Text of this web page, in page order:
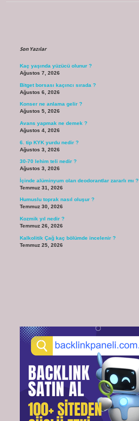
Son Yazılar
Kaç yaşında yüzücü olunur ?
Ağustos 7, 2026
Bitget borsası kaçıncı sırada ?
Ağustos 6, 2026
Konser ne anlama gelir ?
Ağustos 5, 2026
Avans yapmak ne demek ?
Ağustos 4, 2026
6. tip KYK yurdu nedir ?
Ağustos 3, 2026
30-70 lehim teli nedir ?
Ağustos 3, 2026
İçinde alüminyum olan deodorantlar zararlı mı ?
Temmuz 31, 2026
Humuslu toprak nasıl oluşur ?
Temmuz 30, 2026
Kozmik yıl nedir ?
Temmuz 26, 2026
Kalkolitik Çağ kaç bölümde incelenir ?
Temmuz 25, 2026